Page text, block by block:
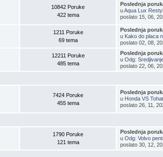
10842 Poruke
422 tema
Poslednja
uAqua Lux
poslato 15, 06,
1211 Poruke
69 tema
Poslednja
u Kako do placa
poslato 02, 08,
12211 Poruke
485 tema
Poslednja
uOdg: Sredjivanje
poslato 22, 06,
7424 Poruke
455 tema
Poslednja
u Honda VS
poslato 26, 11,
1790 Poruke
121 tema
Poslednja
uOdg: Volvo
poslato 30, 12,